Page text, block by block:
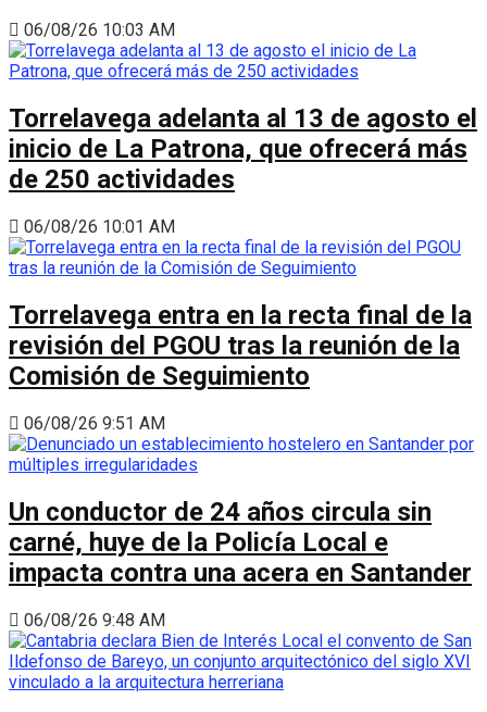
06/08/26 10:03 AM
Torrelavega adelanta al 13 de agosto el
inicio de La Patrona, que ofrecerá más
de 250 actividades
06/08/26 10:01 AM
Torrelavega entra en la recta final de la
revisión del PGOU tras la reunión de la
Comisión de Seguimiento
06/08/26 9:51 AM
Un conductor de 24 años circula sin
carné, huye de la Policía Local e
impacta contra una acera en Santander
06/08/26 9:48 AM